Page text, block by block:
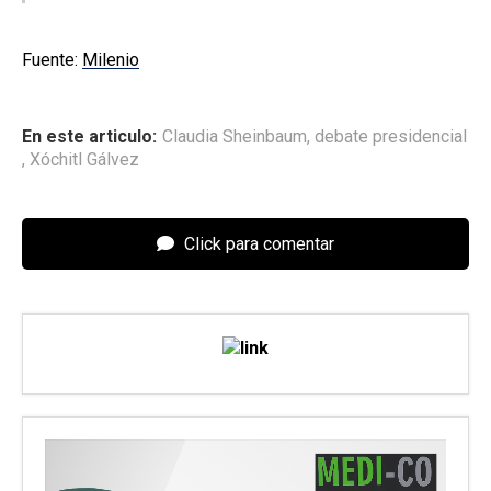
Fuente: Milenio
En este articulo: Claudia Sheinbaum, debate presidencial
, Xóchitl Gálvez
Click para comentar